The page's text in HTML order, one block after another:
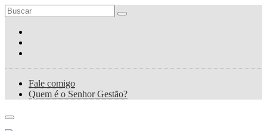
Fale comigo
Quem é o Senhor Gestão?